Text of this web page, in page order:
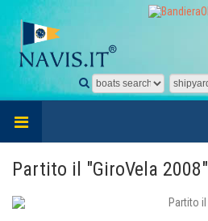
Partito il "GiroVela 2008"